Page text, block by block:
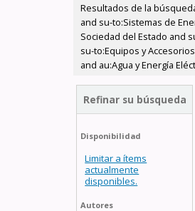
Resultados de la
and su-to:Sistemas de
Sociedad del Estado and
su-to:Equipos y
and au:Agua y Energía
Refinar su búsqueda
Disponibilidad
Limitar a ítems
actualmente
disponibles.
Autores